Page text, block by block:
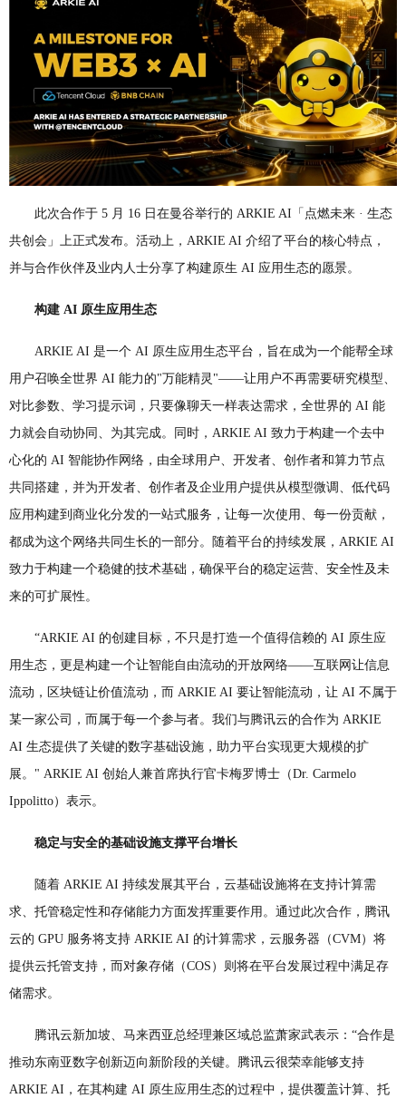
此次合作于 5 月 16 日在曼谷举行的 ARKIE AI「点燃未来 · 生态
共创会」上正式发布。活动上，ARKIE AI 介绍了平台的核心特点，
并与合作伙伴及业内人士分享了构建原生 AI 应用生态的愿景。
构建 AI 原生应用生态
ARKIE AI 是一个 AI 原生应用生态平台，旨在成为一个能帮全球
用户召唤全世界 AI 能力的"万能精灵"——让用户不再需要研究模型、
对比参数、学习提示词，只要像聊天一样表达需求，全世界的 AI 能
力就会自动协同、为其完成。同时，ARKIE AI 致力于构建一个去中
心化的 AI 智能协作网络，由全球用户、开发者、创作者和算力节点
共同搭建，并为开发者、创作者及企业用户提供从模型微调、低代码
应用构建到商业化分发的一站式服务，让每一次使用、每一份贡献，
都成为这个网络共同生长的一部分。随着平台的持续发展，ARKIE AI
致力于构建一个稳健的技术基础，确保平台的稳定运营、安全性及未
来的可扩展性。
“ARKIE AI 的创建目标，不只是打造一个值得信赖的 AI 原生应
用生态，更是构建一个让智能自由流动的开放网络——互联网让信息
流动，区块链让价值流动，而 ARKIE AI 要让智能流动，让 AI 不属于
某一家公司，而属于每一个参与者。我们与腾讯云的合作为 ARKIE
AI 生态提供了关键的数字基础设施，助力平台实现更大规模的扩
展。" ARKIE AI 创始人兼首席执行官卡梅罗博士（Dr. Carmelo
Ippolitto）表示。
稳定与安全的基础设施支撑平台增长
随着 ARKIE AI 持续发展其平台，云基础设施将在支持计算需
求、托管稳定性和存储能力方面发挥重要作用。通过此次合作，腾讯
云的 GPU 服务将支持 ARKIE AI 的计算需求，云服务器（CVM）将
提供云托管支持，而对象存储（COS）则将在平台发展过程中满足存
储需求。
腾讯云新加坡、马来西亚总经理兼区域总监萧家武表示：“合作是
推动东南亚数字创新迈向新阶段的关键。腾讯云很荣幸能够支持
ARKIE AI，在其构建 AI 原生应用生态的过程中，提供覆盖计算、托